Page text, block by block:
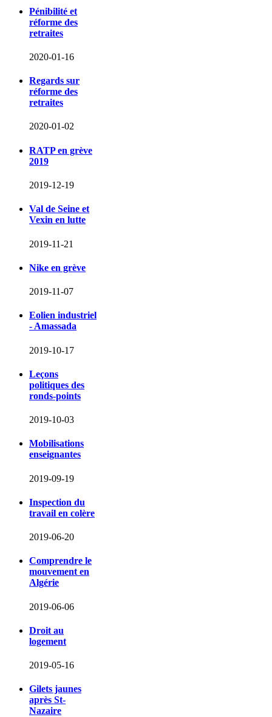
Pénibilité et
réforme des
retraites
2020-01-16
Regards sur
réforme des
retraites
2020-01-02
RATP en grève
2019
2019-12-19
Val de Seine et
Vexin en lutte
2019-11-21
Nike en grève
2019-11-07
Eolien industriel
- Amassada
2019-10-17
Leçons
politiques des
ronds-points
2019-10-03
Mobilisations
enseignantes
2019-09-19
Inspection du
travail en colère
2019-06-20
Comprendre le
mouvement en
Algérie
2019-06-06
Droit au
logement
2019-05-16
Gilets jaunes
après St-
Nazaire